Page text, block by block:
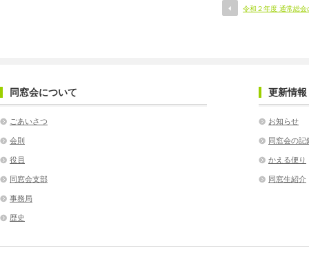
令和２年度 通常総
同窓会について
ごあいさつ
会則
役員
同窓会支部
事務局
歴史
更新情報
お知らせ
同窓会の記
かえる便り
同窓生紹介